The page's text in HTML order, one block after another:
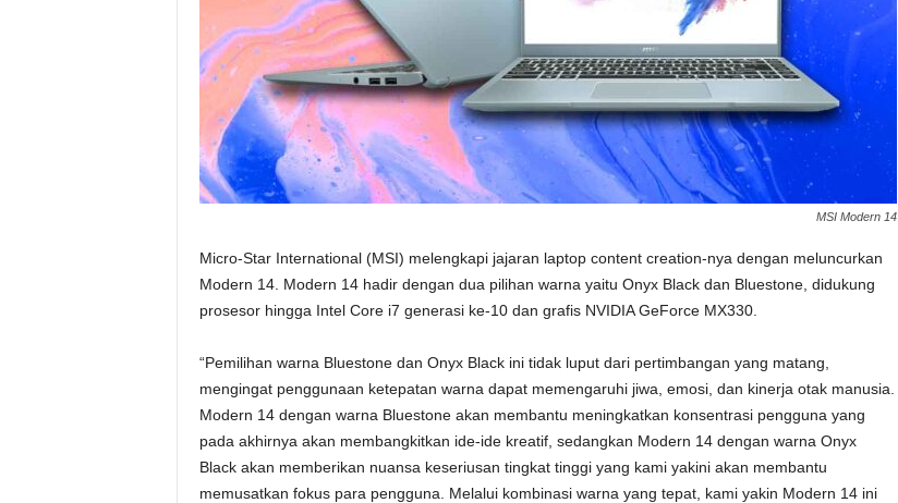
MSI Modern 14
Micro-Star International (MSI) melengkapi jajaran laptop content creation-nya dengan meluncurkan
Modern 14. Modern 14 hadir dengan dua pilihan warna yaitu Onyx Black dan Bluestone, didukung
prosesor hingga Intel Core i7 generasi ke-10 dan grafis NVIDIA GeForce MX330.
“Pemilihan warna Bluestone dan Onyx Black ini tidak luput dari pertimbangan yang matang,
mengingat penggunaan ketepatan warna dapat memengaruhi jiwa, emosi, dan kinerja otak manusia.
Modern 14 dengan warna Bluestone akan membantu meningkatkan konsentrasi pengguna yang
pada akhirnya akan membangkitkan ide-ide kreatif, sedangkan Modern 14 dengan warna Onyx
Black akan memberikan nuansa keseriusan tingkat tinggi yang kami yakini akan membantu
memusatkan fokus para pengguna. Melalui kombinasi warna yang tepat, kami yakin Modern 14 ini